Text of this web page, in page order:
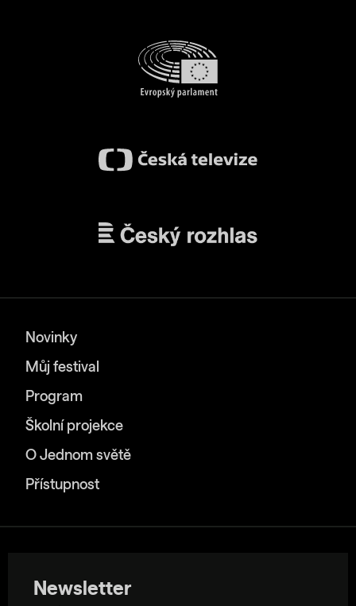
Novinky
Můj festival
Program
Školní projekce
O Jednom světě
Přístupnost
Newsletter